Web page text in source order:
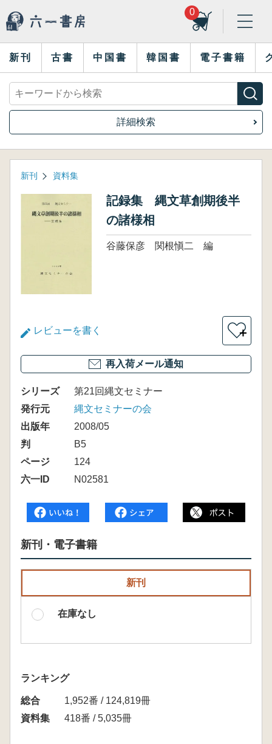
0
新刊 古書 中国書 韓国書 電子書籍
詳細検索
新刊 資料集
記録集 縄文草創期後半
の諸様相
谷藤保彦 関根愼二 編
レビューを書く ＋
再入荷メール通知
シリーズ
第21回縄文セミナー
発行元
縄文セミナーの会
出版年
2008/05
判
B5
ページ
124
六一ID
N02581
新刊・電子書籍
新刊
在庫なし
ランキング
総合
1,952番 / 124,819冊
資料集
418番 / 5,035冊